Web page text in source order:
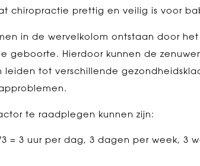
chiropractie prettig en veilig is voor
in de wervelkolom ontstaan door
geboorte. Hierdoor kunnen de
tot verschillende
te raadplegen kunnen zijn:
= 3 uur per dag, 3 dagen per week, 3